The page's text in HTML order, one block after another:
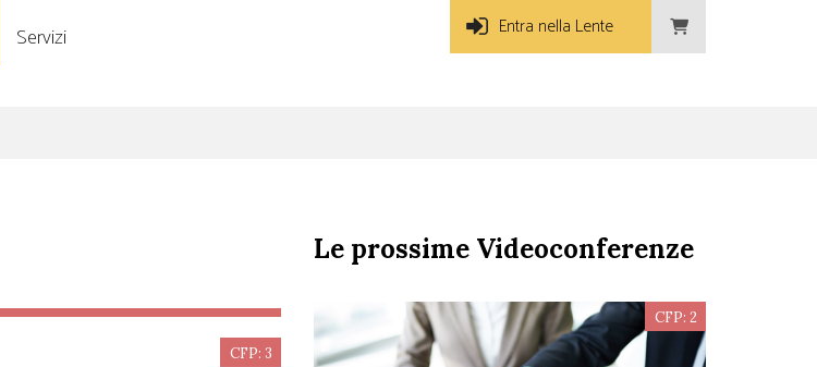
Servizi Entra nella Lente
CFP: 3
Le prossime Videoconferenze
CFP: 2